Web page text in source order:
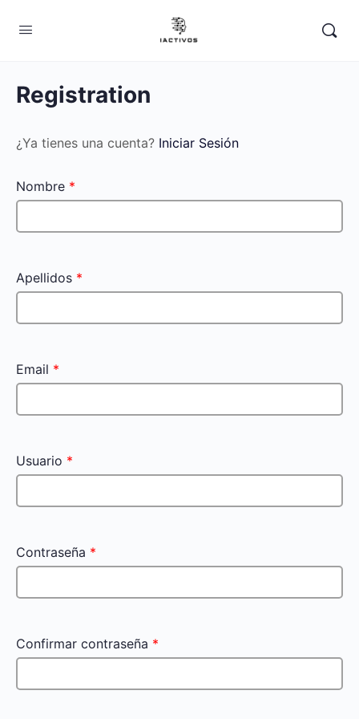
Registration
¿Ya tienes una cuenta? Iniciar Sesión
Nombre *
Apellidos *
Email *
Usuario *
Contraseña *
Confirmar contraseña *